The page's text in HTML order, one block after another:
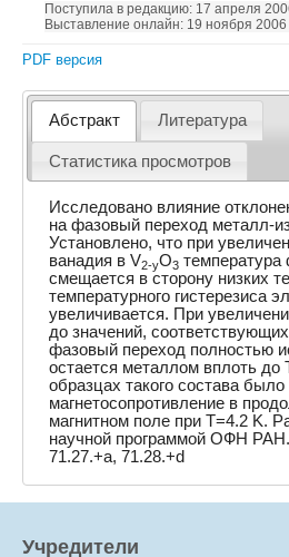
Поступила в редакцию: 17 апреля
Выставление онлайн: 19 ноября 2006
PDF версия
Абстракт Литература
Статистика просмотров
Исследовано влияние
на фазовый переход металл-
Установлено, что при
ванадия в V2-yO3 температура
смещается в сторону низких
температурного гистерезиса
увеличивается. При
до значений,
фазовый переход полностью
остается металлом вплоть до
образцах такого состава
магнетосопротивление в
магнитном поле при T=4.2 K.
научной программой ОФН
71.27.+a, 71.28.+d
Учредители